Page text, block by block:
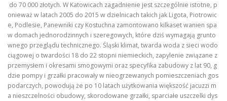
do 70 000 złotych. W Katowicach zagadnienie jest szczególnie istotne, p
onieważ w latach 2005 do 2015 w dzielnicach takich jak Ligota, Piotrowic
e, Podlesie, Panewniki czy Kostuchna zamontowano kilkaset wanien spa
w domach jednorodzinnych i szeregowych, które dziś wymagają grunto
wnego przeglądu technicznego. Śląski klimat, twarda woda z sieci wodo
ciągowej o twardości 18 do 22 stopni niemieckich, zapylenie związane z
przemysłem i okresami smogowymi oraz specyfika zabudowy z lat 90, g
dzie pompy i grzałki pracowały w nieogrzewanych pomieszczeniach gos
podarczych, powodują że po 10 latach użytkowania większość jacuzzi m
a nieszczelności obudowy, skorodowane grzałki, sparciałe uszczelki dys